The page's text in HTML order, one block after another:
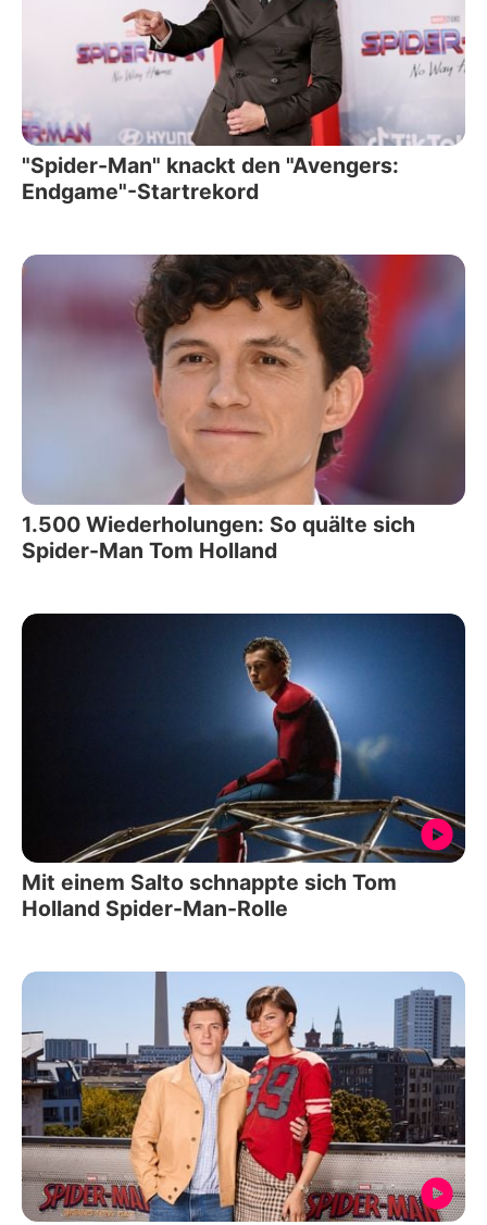
"Spider-Man" knackt den "Avengers:
Endgame"-Startrekord
1.500 Wiederholungen: So quälte sich
Spider-Man Tom Holland
Mit einem Salto schnappte sich Tom
Holland Spider-Man-Rolle